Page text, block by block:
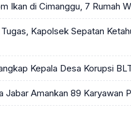
Ikan di Cimanggu, 7 Rumah
Kapolsek Sepatan
Kepala Desa Korupsi
Jabar Amankan 89 Karyawan